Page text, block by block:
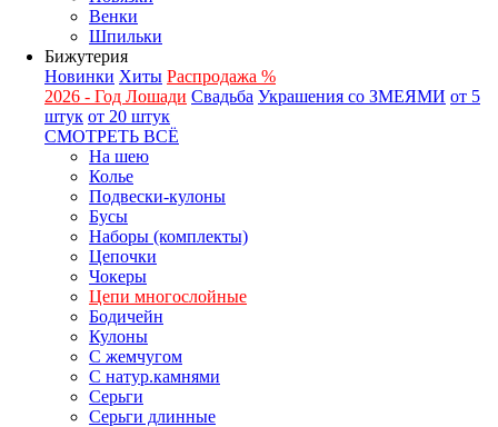
Венки
Шпильки
Бижутерия
Новинки Хиты Распродажа %
2026 - Год Лошади Свадьба Украшения со ЗМЕЯМИ от 5
штук от 20 штук
СМОТРЕТЬ ВСЁ
На шею
Колье
Подвески-кулоны
Бусы
Наборы (комплекты)
Цепочки
Чокеры
Цепи многослойные
Бодичейн
Кулоны
С жемчугом
С натур.камнями
Серьги
Серьги длинные